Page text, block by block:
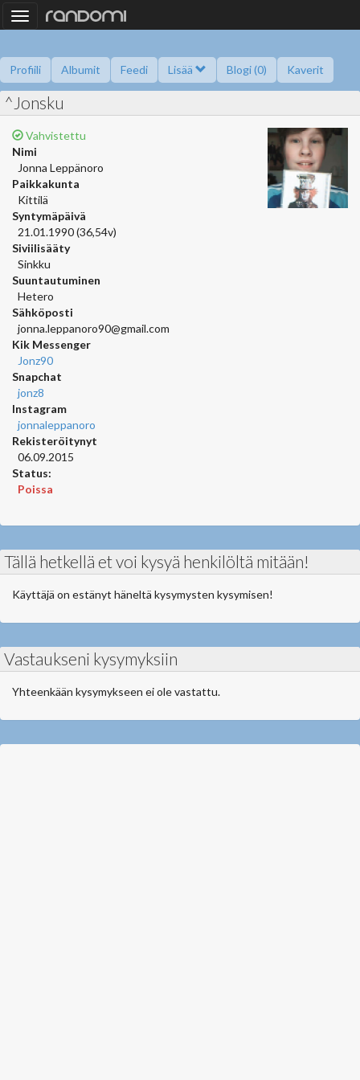
Toggle
navigation
Profiili Albumit Feedi Lisää Blogi (0) Kaverit
Kysy minulta
^Jonsku
Vahvistettu
Nimi
Jonna Leppänoro
Paikkakunta
Kittilä
Syntymäpäivä
21.01.1990 (36,54v)
Siviilisääty
Sinkku
Suuntautuminen
Hetero
Sähköposti
jonna.leppanoro90@gmail.com
Kik Messenger
Jonz90
Snapchat
jonz8
Instagram
jonnaleppanoro
Rekisteröitynyt
06.09.2015
Status:
Poissa
Tällä hetkellä et voi kysyä henkilöltä mitään!
Käyttäjä on estänyt häneltä kysymysten kysymisen!
Vastaukseni kysymyksiin
Yhteenkään kysymykseen ei ole vastattu.